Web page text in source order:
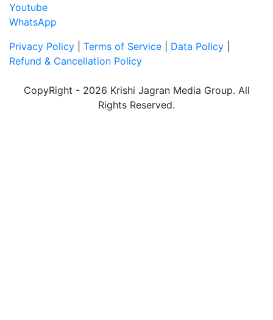
Youtube
WhatsApp
Privacy Policy
Terms of Service Data Policy
Refund & Cancellation Policy
CopyRight - 2026 Krishi Jagran Media Group. All
Rights Reserved.